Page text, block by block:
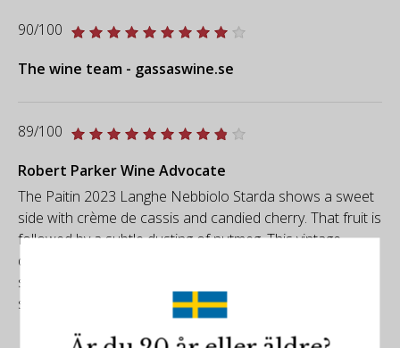
90/100
The wine team - gassaswine.se
89/100
Robert Parker Wine Advocate
The Paitin 2023 Langhe Nebbiolo Starda shows a sweet
side with crème de cassis and candied cherry. That fruit is
followed by a subtle dusting of nutmeg. This vintage
delivers silky qualities, but it does not have the textural
strength or depth of some of the cooler years we've
seen.